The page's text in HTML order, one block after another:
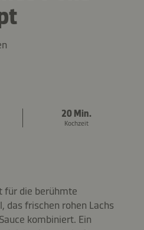
20 Min.
Kochzeit
für die berühmte
das frischen rohen Lachs
kombiniert. Ein